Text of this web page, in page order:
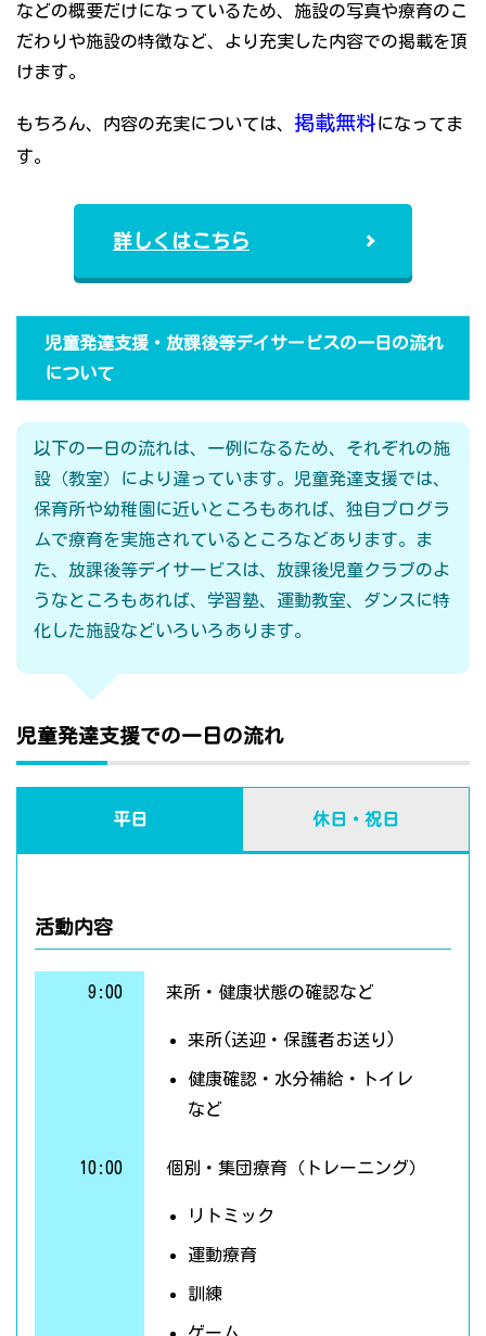
などの概要だけになっているため、施設の写真や療育のこ
だわりや施設の特徴など、より充実した内容での掲載を頂
けます。
もちろん、内容の充実については、 掲載無料になってま
す。
詳しくはこちら
児童発達支援・放課後等デイサービスの一日の流れ
について
以下の一日の流れは、一例になるため、それぞれの施
設（教室）により違っています。児童発達支援では、
保育所や幼稚園に近いところもあれば、独自プログラ
ムで療育を実施されているところなどあります。ま
た、放課後等デイサービスは、放課後児童クラブのよ
うなところもあれば、学習塾、運動教室、ダンスに特
化した施設などいろいろあります。
児童発達支援での一日の流れ
平日 休日・祝日
活動内容
9:00 来所・健康状態の確認など
来所(送迎・保護者お送り)
健康確認・水分補給・トイレ
など
10:00 個別・集団療育（トレーニング）
リトミック
運動療育
訓練